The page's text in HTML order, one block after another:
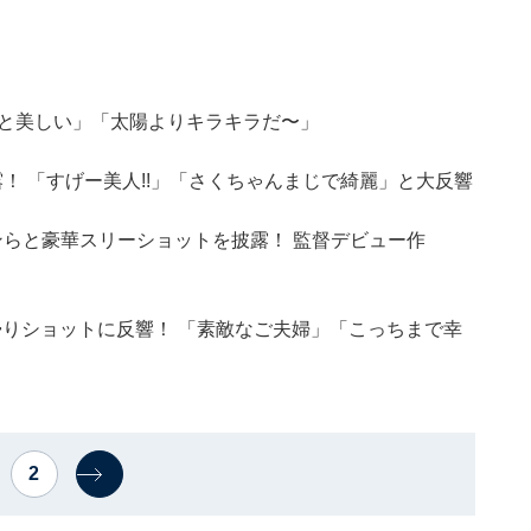
しい」「太陽よりキラキラだ〜」
「すげー美人!!」「さくちゃんまじで綺麗」と大反響
と豪華スリーショットを披露！ 監督デビュー作
ショットに反響！ 「素敵なご夫婦」「こっちまで幸
2